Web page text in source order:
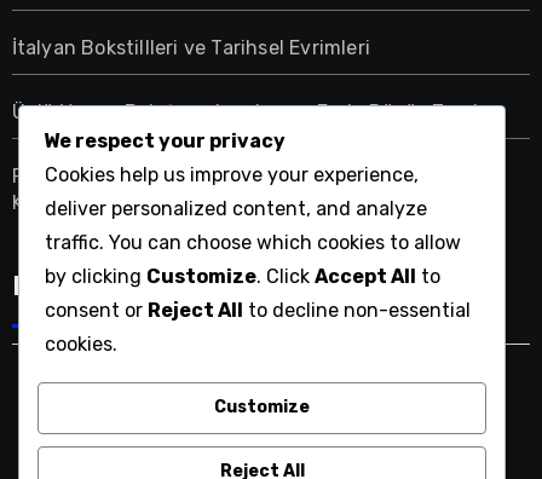
İtalyan Bokstillleri ve Tarihsel Evrimleri
Ünlü Yunan Bok Şampiyonları ve Eşsiz Dövüş Tarzları
Portekiz’deki Boksa İlişkin Kapsamlı Düzenlemeler
Kontrol Listesi
Language
heimatparis.com
We respect your privacy
Cookies help us improve your experience,
deliver personalized content, and analyze
traffic. You can choose which cookies to allow
by clicking Customize. Click Accept All to
consent or Reject All to decline non-essential
cookies.
Customize
Reject All